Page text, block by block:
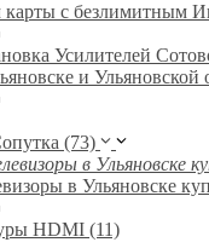
с безлимитным
Усилителей
и Ульяновской
(73)
в Ульяновске
HDMI (11)